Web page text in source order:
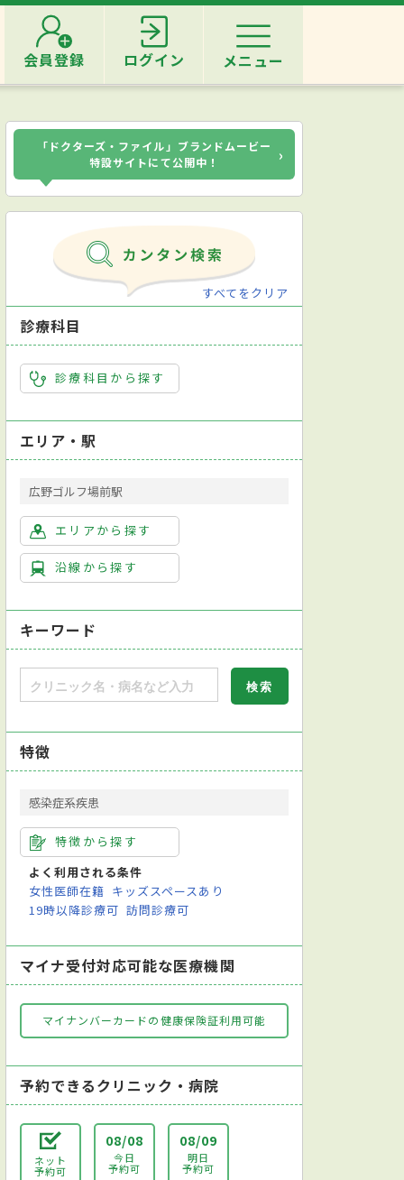
会員登録 ログイン メニュー
「ドクターズ・ファイル」ブランドムービー
特設サイトにて公開中！
›
すべてをクリア
診療科目
診療科目から探す
エリア・駅
広野ゴルフ場前駅
エリアから探す
沿線から探す
キーワード
特徴
感染症系疾患
特徴から探す
よく利用される条件
女性医師在籍 キッズスペースあり
19時以降診療可 訪問診療可
マイナ受付対応可能な医療機関
マイナンバーカードの健康保険証利用可能
予約できるクリニック・病院
ネット
予約可
08/08
今日
予約可
08/09
明日
予約可